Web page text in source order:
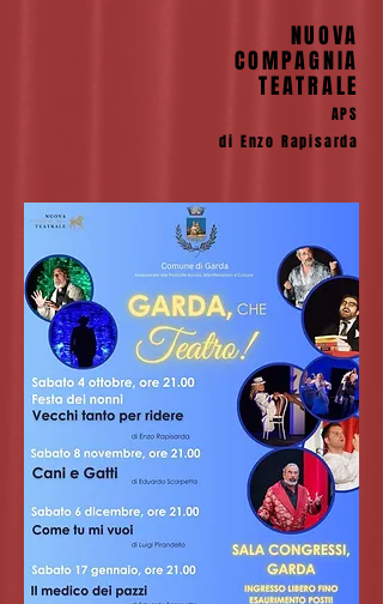
NUOVA
COMPAGNIA
TEATRALE
APS
di Enzo Rapisarda